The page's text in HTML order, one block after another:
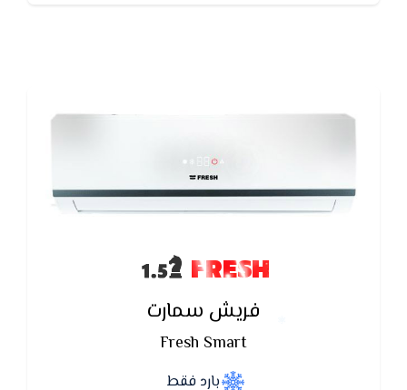
FRESH
فريش سمارت
Fresh Smart
بارد فقط